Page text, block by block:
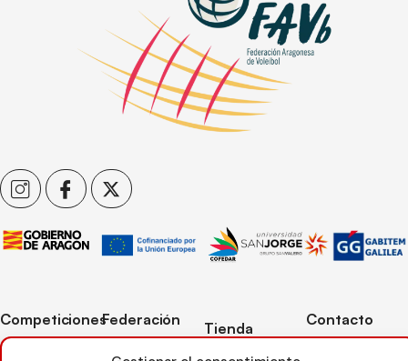
Competiciones
Competiciones
Federación
Tienda
Mi cuenta
Contacto